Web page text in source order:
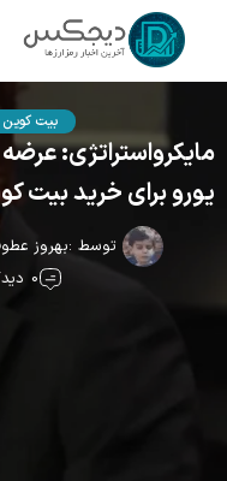
بیت کوین
یورو برای خرید بیت
توسط :بهروز
0 دیدگاه